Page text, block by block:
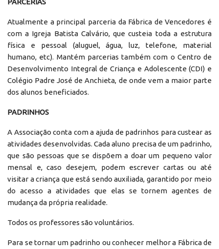
Atualmente a principal parceria da Fábrica de Vencedores é
com a Igreja Batista Calvário, que custeia toda a estrutura
física e pessoal (aluguel, água, luz, telefone, material
humano, etc). Mantém parcerias também com o Centro de
Desenvolvimento Integral de Criança e Adolescente (CDI) e
Colégio Padre José de Anchieta, de onde vem a maior parte
dos alunos beneficiados.
PADRINHOS
A Associação conta com a ajuda de padrinhos para custear as
atividades desenvolvidas. Cada aluno precisa de um padrinho,
que são pessoas que se dispõem a doar um pequeno valor
mensal e, caso desejem, podem escrever cartas ou até
visitar a criança que está sendo auxiliada, garantido por meio
do acesso a atividades que elas se tornem agentes de
mudança da própria realidade.
Todos os professores são voluntários.
Para se tornar um padrinho ou conhecer melhor a Fábrica de